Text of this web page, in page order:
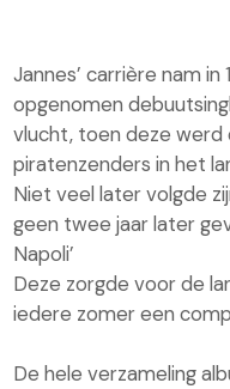
Jannes’ carrière nam
opgenomen
vlucht, toen deze
piratenzenders in het
Niet veel later volgde
geen twee jaar later
Napoli’
Deze zorgde voor de
iedere zomer een
De hele verzameling